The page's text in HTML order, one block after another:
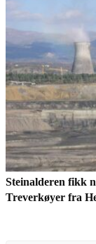
Steinalderen fikk
Treverkøyer fra